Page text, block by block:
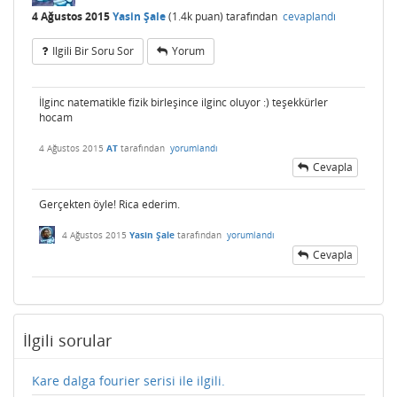
4 Ağustos 2015Yasin Şale(1.4k puan) tarafından cevaplandı
Ilgili Bir Soru Sor Yorum
İlginc natematikle fizik birleşince ilginc oluyor :) teşekkürler
hocam
4 Ağustos 2015 AT tarafından yorumlandı
Cevapla
Gerçekten öyle! Rica ederim.
4 Ağustos 2015 Yasin Şale tarafından yorumlandı
Cevapla
İlgili sorular
Kare dalga fourier serisi ile ilgili.